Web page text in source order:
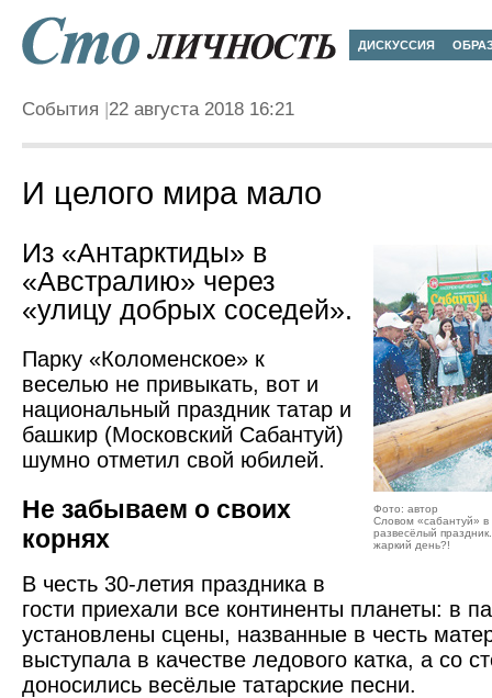
ДИСКУССИЯ
События 22 августа 2018 16:21
И целого мира мало
Фото: автор
Словом «сабантуй»
развесёлый
жаркий день?!
Из «Антарктиды» в
«Австралию» через
«улицу добрых соседей».
Парку «Коломенское» к
веселью не привыкать, вот и
национальный праздник татар и
башкир (Московский Сабантуй)
шумно отметил свой юбилей.
Не забываем о своих
корнях
В честь 30-летия праздника в
гости приехали все континенты планеты: в
установлены сцены, названные в честь
выступала в качестве ледового катка, а со
доносились весёлые татарские песни.